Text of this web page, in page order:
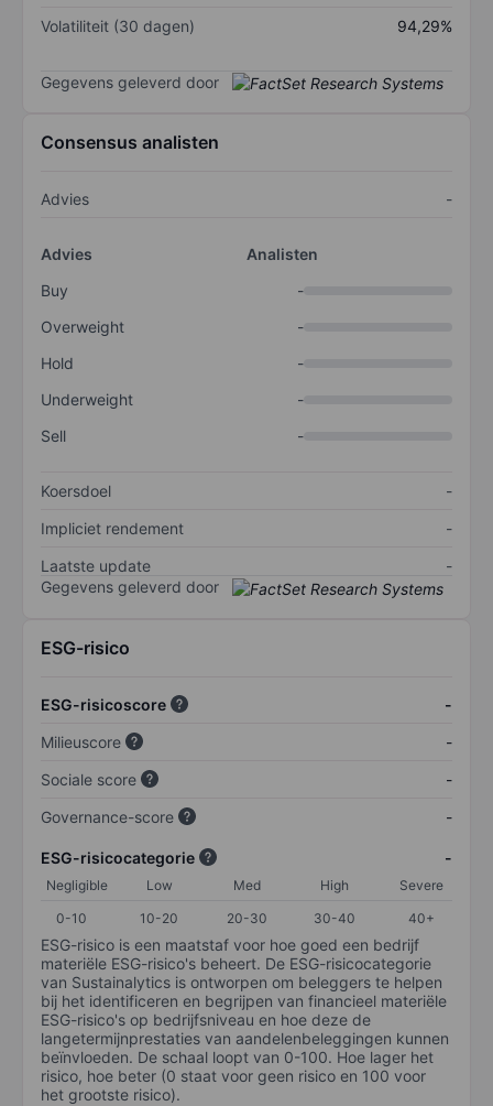
Volatiliteit (30 dagen)
94,29%
Gegevens geleverd door
Consensus analisten
Advies -
Advies
Analisten
Buy
-
Overweight
-
Hold
-
Underweight
-
Sell
-
Koersdoel
-
Impliciet rendement
-
Laatste update
-
Gegevens geleverd door
ESG-risico
ESG-risicoscore
-
Milieuscore
-
Sociale score
-
Governance-score
-
ESG-risicocategorie -
Negligible Low Med High
Severe
0-10
10-20 20-30 30-40 40+
ESG-risico is een maatstaf voor hoe goed een bedrijf
materiële ESG-risico's beheert. De ESG-risicocategorie
van Sustainalytics is ontworpen om beleggers te helpen
bij het identificeren en begrijpen van financieel materiële
ESG-risico's op bedrijfsniveau en hoe deze de
langetermijnprestaties van aandelenbeleggingen kunnen
beïnvloeden. De schaal loopt van 0-100. Hoe lager het
risico, hoe beter (0 staat voor geen risico en 100 voor
het grootste risico).